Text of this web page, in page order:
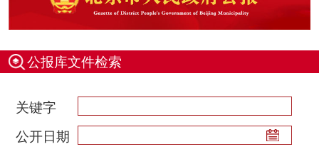
公报库文件检索
关键字
公开日期